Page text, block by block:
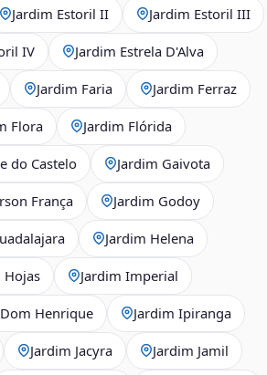
Jardim Estoril II Jardim Estoril III
IV Jardim Estrela D'Alva
Jardim Faria Jardim Ferraz
Flora Jardim Flórida
do Castelo Jardim Gaivota
França Jardim Godoy
Jardim Helena
Hojas Jardim Imperial
Henrique Jardim Ipiranga
Jardim Jacyra Jardim Jamil